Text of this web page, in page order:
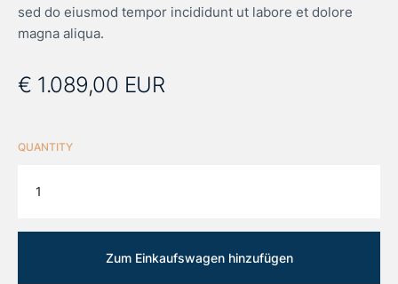
sed do eiusmod tempor incididunt ut labore et dolore
magna aliqua.
€ 1.089,00 EUR
QUANTITY